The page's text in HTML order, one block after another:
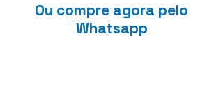
Ou compre agora pelo
Whatsapp